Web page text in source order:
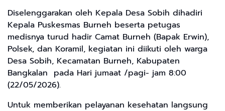
Diselenggarakan oleh Kepala Desa Sobih dihadiri
Kepala Puskesmas Burneh beserta petugas
medisnya turud hadir Camat Burneh (Bapak Erwin),
Polsek, dan Koramil, kegiatan ini diikuti oleh warga
Desa Sobih, Kecamatan Burneh, Kabupaten
Bangkalan pada Hari jumaat /pagi- jam 8:00
(22/05/2026).
Untuk memberikan pelayanan kesehatan langsung